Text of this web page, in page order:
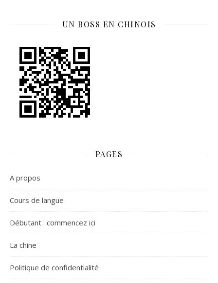
UN BOSS EN CHINOIS
PAGES
A propos
Cours de langue
Débutant : commencez ici
La chine
Politique de confidentialité